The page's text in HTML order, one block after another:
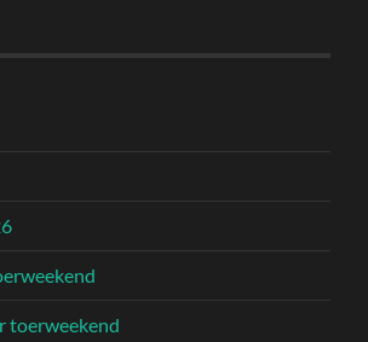
toerweekend